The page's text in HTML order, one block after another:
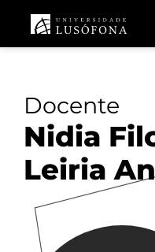
Docente
Nidia
Leiria